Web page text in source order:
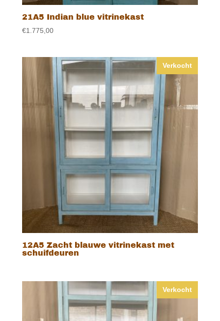
21A5 Indian blue vitrinekast
€1.775,00
Verkocht
12A5 Zacht blauwe vitrinekast met
schuifdeuren
Verkocht